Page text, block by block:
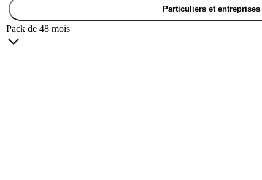
Particuliers et entreprises
Pack de 48 mois